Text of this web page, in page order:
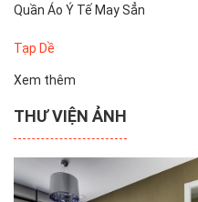
Quần Áo Ý Tế May Sẳn
Tạp Dề
Xem thêm
THƯ VIỆN ẢNH